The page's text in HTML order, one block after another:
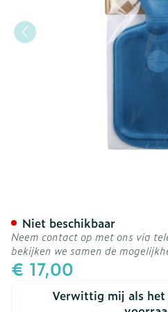
€ 17,00
Verwittig mij als
Niet beschikbaar
Neem contact op met ons via
bekijken we samen de